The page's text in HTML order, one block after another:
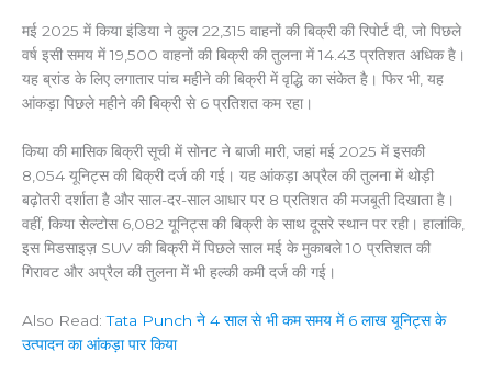
मई 2025 में किया इंडिया ने कुल 22,315 वाहनों की बिक्री की रिपोर्ट दी, जो पिछले
वर्ष इसी समय में 19,500 वाहनों की बिक्री की तुलना में 14.43 प्रतिशत अधिक है।
यह ब्रांड के लिए लगातार पांच महीने की बिक्री में वृद्धि का संकेत है। फिर भी, यह
आंकड़ा पिछले महीने की बिक्री से 6 प्रतिशत कम रहा।
किया की मासिक बिक्री सूची में सोनट ने बाजी मारी, जहां मई 2025 में इसकी
8,054 यूनिट्स की बिक्री दर्ज की गई। यह आंकड़ा अप्रैल की तुलना में थोड़ी
बढ़ोतरी दर्शाता है और साल-दर-साल आधार पर 8 प्रतिशत की मजबूती दिखाता है।
वहीं, किया सेल्टोस 6,082 यूनिट्स की बिक्री के साथ दूसरे स्थान पर रही। हालांकि,
इस मिडसाइज़ SUV की बिक्री में पिछले साल मई के मुकाबले 10 प्रतिशत की
गिरावट और अप्रैल की तुलना में भी हल्की कमी दर्ज की गई।
Also Read:Tata Punch ने 4 साल से भी कम समय में 6 लाख यूनिट्स के
उत्पादन का आंकड़ा पार किया